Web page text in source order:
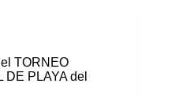
TORNEO
DE PLAYA del